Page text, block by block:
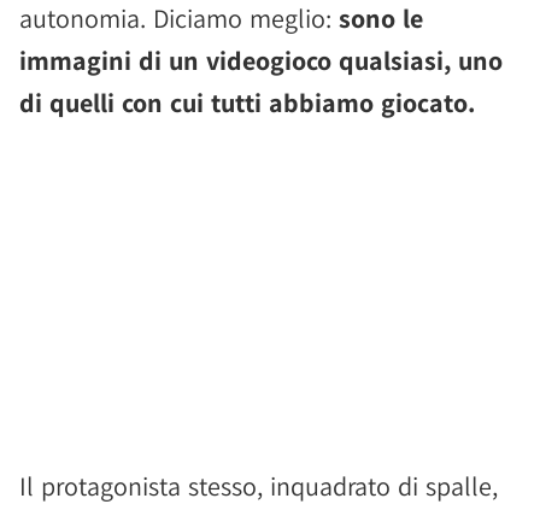
autonomia. Diciamo meglio: sono le
immagini di un videogioco qualsiasi, uno
di quelli con cui tutti abbiamo giocato.
Il protagonista stesso, inquadrato di spalle,